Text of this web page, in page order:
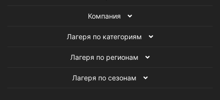
Компания
Лагеря по категориям
Лагеря по регионам
Лагеря по сезонам